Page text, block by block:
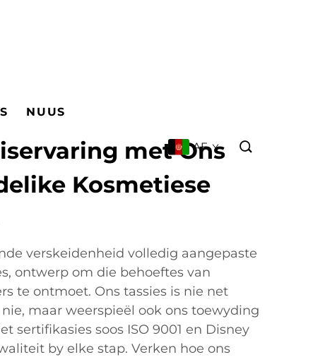
NUUS
AF
met Ons
Kosmetiese
verskeidenheid volledig aangepaste
ontwerp om die behoeftes van
te ontmoet. Ons tassies is nie net
maar weerspieël ook ons toewyding
sertifikasies soos ISO 9001 en Disney
by elke stap. Verken hoe ons